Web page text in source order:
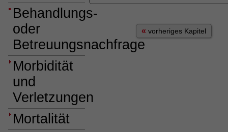
Behandlungs-
oder
Betreuungsnachfrage
Morbidität
und
Verletzungen
Mortalität
« vorheriges Kapitel